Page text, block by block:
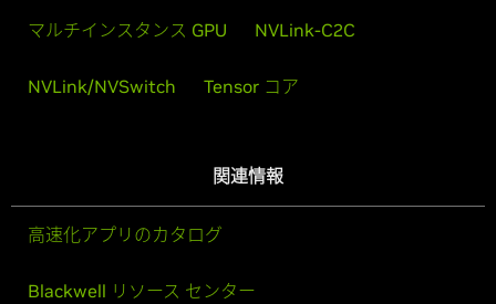
マルチインスタンス GPU NVLink-C2C
NVLink/NVSwitch Tensor コア
関連情報
高速化アプリのカタログ
Blackwell リソース センター